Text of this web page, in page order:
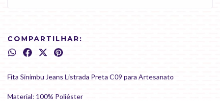
COMPARTILHAR:
Fita Sinimbu Jeans Listrada Preta C09 para Artesanato
Material: 100% Poliéster